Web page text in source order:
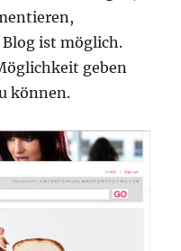
Blog ist möglich.
geben
können.